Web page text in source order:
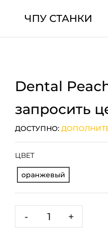
ЧПУ СТАНКИ
Dental
запросить
ДОСТУПНО:
ЦВЕТ
оранжевый
- +